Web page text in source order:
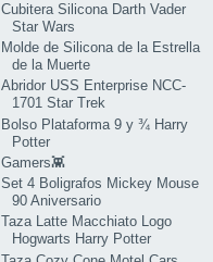
Cubitera Silicona Darth Vader
Star Wars
Molde de Silicona de la Estrella
de la Muerte
Abridor USS Enterprise NCC-
1701 Star Trek
Bolso Plataforma 9 y ¾ Harry
Potter
Gamers👾
Set 4 Boligrafos Mickey Mouse
90 Aniversario
Taza Latte Macchiato Logo
Hogwarts Harry Potter